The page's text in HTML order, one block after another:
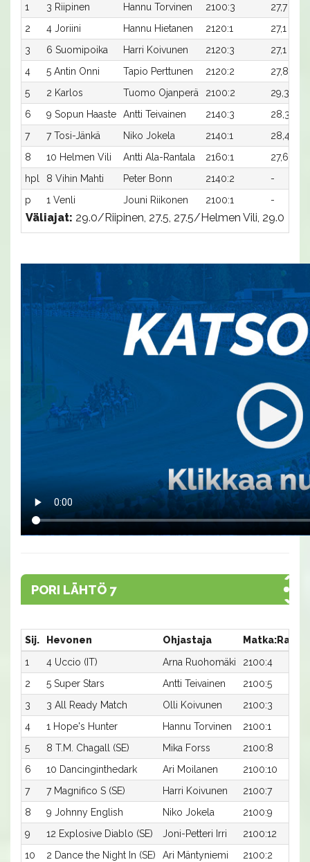
1
3 Riipinen Hannu Torvinen 2100:3 27,7
2
4 Joriini Hannu Hietanen 2120:1 27,1
3
6 Suomipoika Harri Koivunen 2120:3 27,1
4
5 Antin Onni Tapio Perttunen 2120:2 27,8
5
2 Karlos Tuomo Ojanperä 2100:2 29,3x
6
9 Sopun Haaste Antti Teivainen 2140:3 28,3
7
7 Tosi-Jänkä Niko Jokela 2140:1 28,4
8
10 Helmen Vili Antti Ala-Rantala 2160:1 27,6
hpl
8 Vihin Mahti Peter Bonn 2140:2 -
p
1 Venli Jouni Riikonen 2100:1 -
Väliajat: 29.0/Riipinen, 27.5, 27.5/Helmen Vili, 29.0
PORI LÄHTÖ 7
Sij. Hevonen Ohjastaja Matka:Rata
1
4 Uccio (IT) Arna Ruohomäki 2100:4
2
5 Super Stars Antti Teivainen 2100:5
3
3 All Ready Match Olli Koivunen 2100:3
4
1 Hope's Hunter Hannu Torvinen 2100:1
5
8 T.M. Chagall (SE) Mika Forss 2100:8
6
10 Dancinginthedark Ari Moilanen 2100:10
7
7 Magnifico S (SE) Harri Koivunen 2100:7
8
9 Johnny English Niko Jokela 2100:9
9
12 Explosive Diablo (SE) Joni-Petteri Irri 2100:12
10
2 Dance the Night In (SE) Ari Mäntyniemi 2100:2